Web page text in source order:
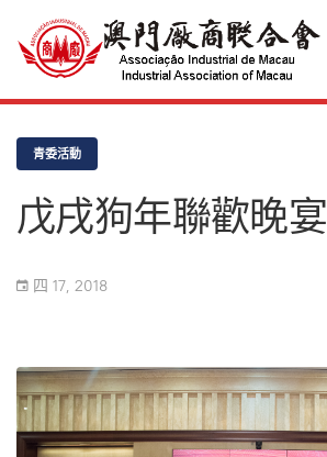
青委活動
戊戌狗年聯歡晚宴
四 17, 2018